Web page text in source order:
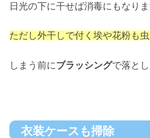
日光の下に干せば消毒にもなりま
ただし外干しで付く埃や花粉も
しまう前にブラッシングで落と
衣装ケースも掃除